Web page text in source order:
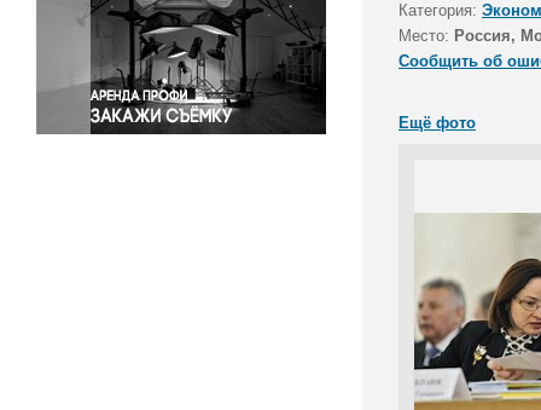
Спорт
Экология
Экономика и бизнес
Категория:
Место: Россия,
Сообщить об
Ещё фото